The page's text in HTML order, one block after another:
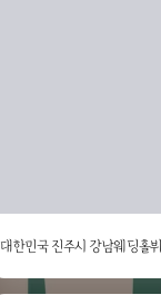
대한민국 진주시 강남웨딩홀